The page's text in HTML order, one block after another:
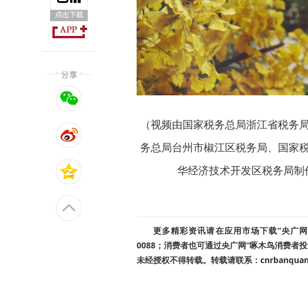
（视频由国家税务总局浙江省税
务总局台州市椒江区税务局、国家
华经济技术开发区税务局制
更多精彩资讯请在应用市场下载“央广
0088；消费者也可通过央广网“啄木鸟消费者
未经授权不得转载。转载请联系：